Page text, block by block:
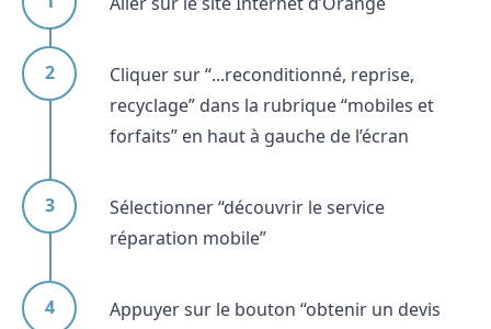
Cliquer sur “...reconditionné, reprise,
recyclage” dans la rubrique “mobiles et
forfaits” en haut à gauche de l’écran
Sélectionner “découvrir le service
réparation mobile”
Appuyer sur le bouton “obtenir un devis